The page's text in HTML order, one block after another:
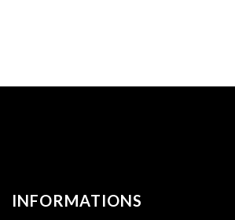
INFORMATIONS